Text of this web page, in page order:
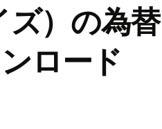
）の為
ロード